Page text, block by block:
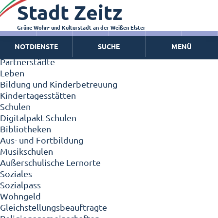
Zeitz - Die Kleinstadt
Willkommen in Zeitz!
Interview mit Oberbürgermeister Christian Thieme
Zeitz - Stadt der Zukunft
Ortschaften
Partnerstädte
Leben
Bildung und Kinderbetreuung
Kindertagesstätten
Schulen
Digitalpakt Schulen
Bibliotheken
Aus- und Fortbildung
Musikschulen
Außerschulische Lernorte
Soziales
Sozialpass
Wohngeld
Gleichstellungsbeauftragte
Stadt Zeitz
Grüne Wohn- und Kulturstadt an der Weißen Elster
NOTDIENSTE SUCHE MENÜ